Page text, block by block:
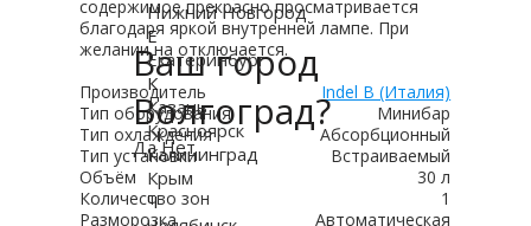
содержимое прекрасно просматривается
благодаря яркой внутренней лампе. При
желании на отключается.
Производитель
Indel B (Италия)
Тип оборудования
Минибар
Тип охлаждения
Абсорбционный
Тип установки
Встраиваемый
Объём
30 л
Количество зон
1
Разморозка
Автоматическая
Ваш город
Волгоград?
Да Нет
Нижний Новгород
Е
Екатеринбург
К
Казань
Красноярск
Калининград
Крым
Ч